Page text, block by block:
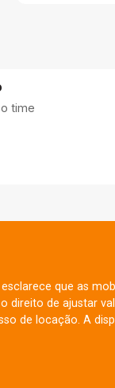
time
que as
direito de ajustar
de locação. A